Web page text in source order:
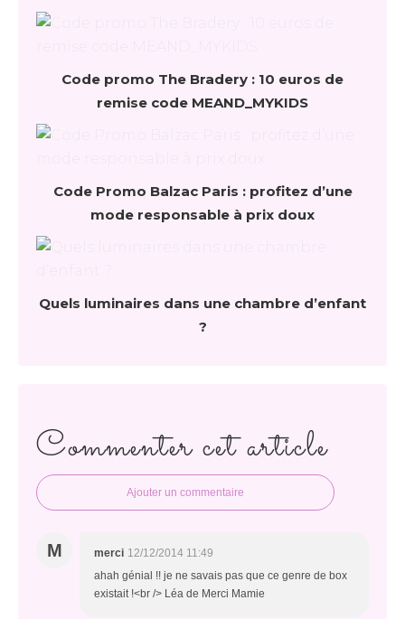
Code promo The Bradery : 10 euros de
remise code MEAND_MYKIDS
Code Promo Balzac Paris : profitez d’une
mode responsable à prix doux
Quels luminaires dans une chambre d’enfant
?
Commenter cet article
Ajouter un commentaire
M merci 12/12/2014 11:49
ahah génial !! je ne savais pas que ce genre de box
existait !<br /> Léa de Merci Mamie